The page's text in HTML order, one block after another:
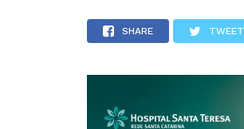
SHARE TWEET